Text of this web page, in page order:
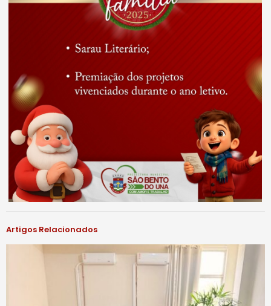
Artigos Relacionados